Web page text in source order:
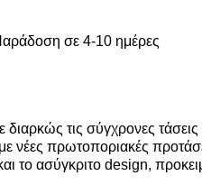
σε 4-10 ημέρες
τις σύγχρονες
νέες πρωτοποριακές
το ασύγκριτο design,